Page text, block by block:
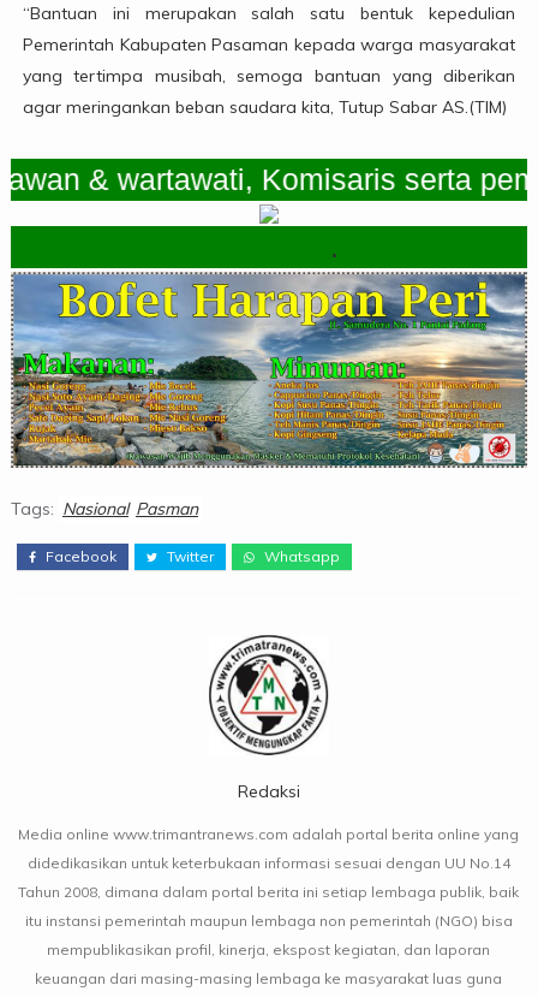
“Bantuan ini merupakan salah satu bentuk kepedulian
Pemerintah Kabupaten Pasaman kepada warga masyarakat
yang tertimpa musibah, semoga bantuan yang diberikan
agar meringankan beban saudara kita, Tutup Sabar AS.(TIM)
& wartawati, Komisaris serta
Tags: Nasional Pasman
Facebook Twitter Whatsapp
Redaksi
Media online www.trimantranews.com adalah portal berita online yang
didedikasikan untuk keterbukaan informasi sesuai dengan UU No.14
Tahun 2008, dimana dalam portal berita ini setiap lembaga publik, baik
itu instansi pemerintah maupun lembaga non pemerintah (NGO) bisa
mempublikasikan profil, kinerja, ekspost kegiatan, dan laporan
keuangan dari masing-masing lembaga ke masyarakat luas guna